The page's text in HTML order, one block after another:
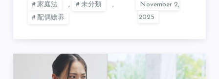
家庭法 , 未分類
,
配偶赡养